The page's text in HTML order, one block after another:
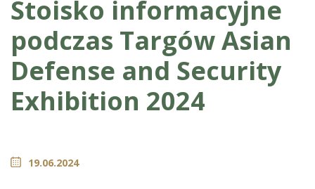
Stoisko informacyjne
podczas Targów Asian
Defense and Security
Exhibition 2024
19.06.2024